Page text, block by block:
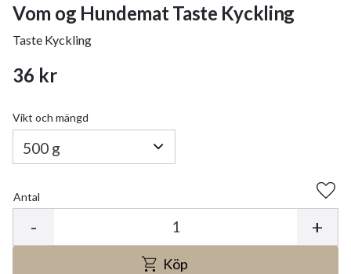
Vom og Hundemat Taste Kyckling
Taste Kyckling
36 kr
Vikt och mängd
Antal
+
-
Köp